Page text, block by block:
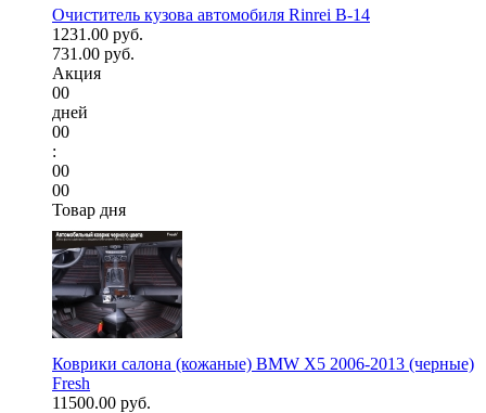
Очиститель кузова автомобиля Rinrei B-14
1231.00 руб.
731.00 руб.
Акция
00
дней
00
:
00
00
Товар дня
Коврики салона (кожаные) BMW X5 2006-2013 (черные)
Fresh
11500.00 руб.